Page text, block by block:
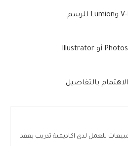
بالتفاصيل.
للعمل لدى اكاديمية تدريب بعقد